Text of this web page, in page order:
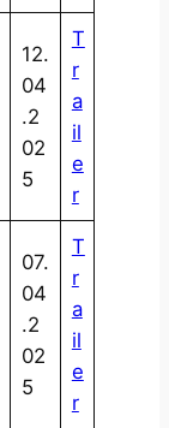
12.
04
.2
02
5
T
r
a
il
e
r
07.
04
.2
02
5
T
r
a
il
e
r